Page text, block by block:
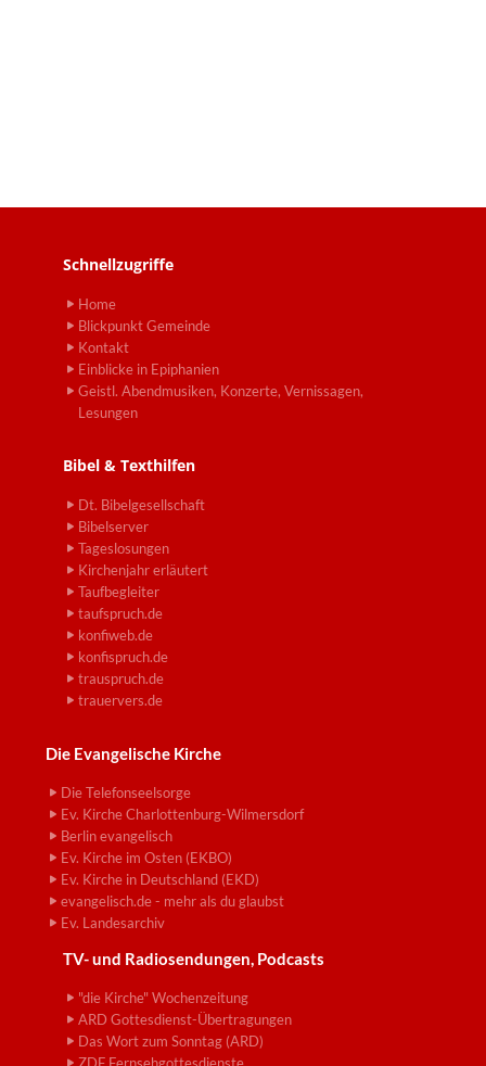
Schnellzugriffe
Home
Blickpunkt Gemeinde
Kontakt
Einblicke in Epiphanien
Geistl. Abendmusiken, Konzerte, Vernissagen,
Lesungen
Bibel & Texthilfen
Dt. Bibelgesellschaft
Bibelserver
Tageslosungen
Kirchenjahr erläutert
Taufbegleiter
taufspruch.de
konfiweb.de
konfispruch.de
trauspruch.de
trauervers.de
Die Evangelische Kirche
Die Telefonseelsorge
Ev. Kirche Charlottenburg-Wilmersdorf
Berlin evangelisch
Ev. Kirche im Osten (EKBO)
Ev. Kirche in Deutschland (EKD)
evangelisch.de - mehr als du glaubst
Ev. Landesarchiv
TV- und Radiosendungen, Podcasts
"die Kirche" Wochenzeitung
ARD Gottesdienst-Übertragungen
Das Wort zum Sonntag (ARD)